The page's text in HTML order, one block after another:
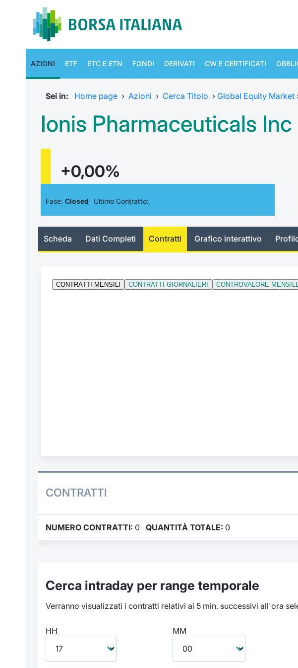
AZIONI ETF ETC E ETN FONDI DERIVATI CW E CERTIFICATI
Sei in: Home page › Azioni › Cerca Titolo › Global Equity Market
Ionis Pharmaceuticals Inc
+0,00%
Fase: Closed Ultimo Contratto:
Scheda Dati Completi Contratti Grafico interattivo
CONTRATTI
NUMERO CONTRATTI: 0 QUANTITÀ TOTALE: 0
Cerca intraday per range temporale
Verranno visualizzati i contratti relativi ai 5 min. successivi all'ora
HH MM